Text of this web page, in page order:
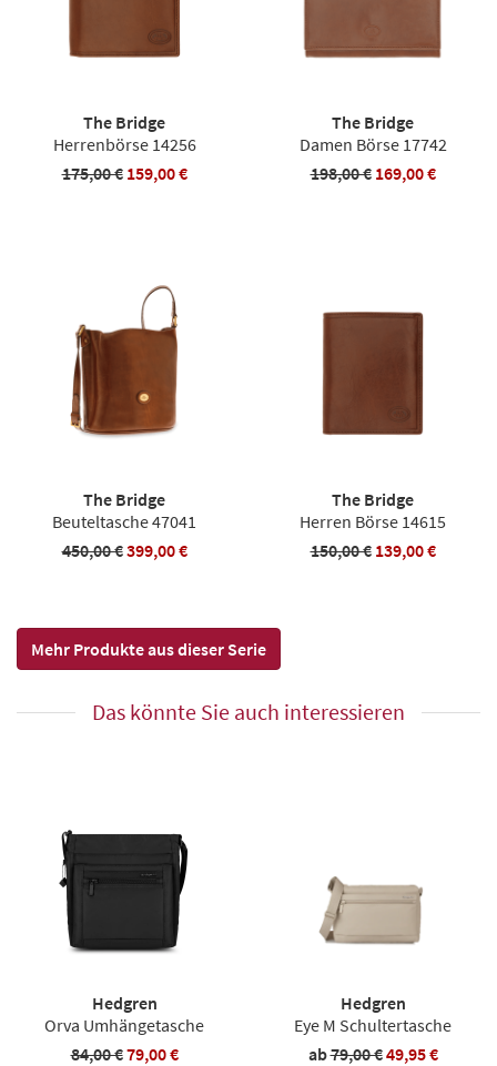
The Bridge
Herrenbörse 14256
175,00 € 159,00 €
The Bridge
Damen Börse 17742
198,00 € 169,00 €
The Bridge
Beuteltasche 47041
450,00 €399,00 €
The Bridge
Herren Börse 14615
150,00 € 139,00 €
Mehr Produkte aus dieser Serie
Das könnte Sie auch interessieren
Hedgren
Orva Umhängetasche
84,00 €79,00 €
Hedgren
Eye M Schultertasche
ab79,00 €49,95 €